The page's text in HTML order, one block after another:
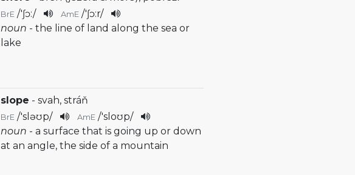
BrE /'ʃɔ:/ AmE /'ʃɔ:r/
noun - the line of land along the sea or
lake
slope - svah, stráň
BrE /'sləʊp/ AmE /'sloʊp/
noun - a surface that is going up or down
at an angle, the side of a mountain